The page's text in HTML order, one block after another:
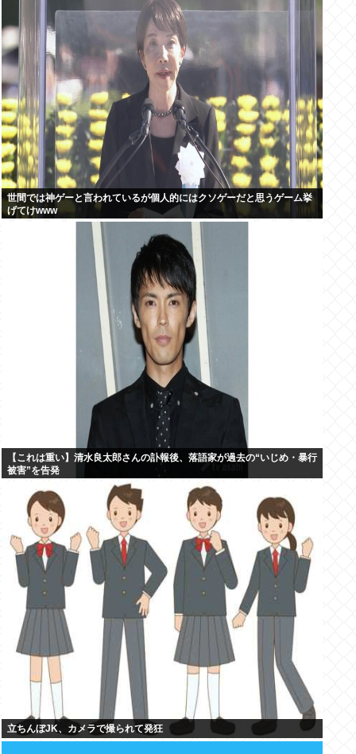
世間では神ゲーと言われているが個人的にはクソゲーだと思うゲーム挙
げてけwww
【これは重い】清水良太郎さんの訃報後、落語家が過去の“いじめ・暴行
被害”を告発
立ちんぼJK、カメラで撮られて発狂